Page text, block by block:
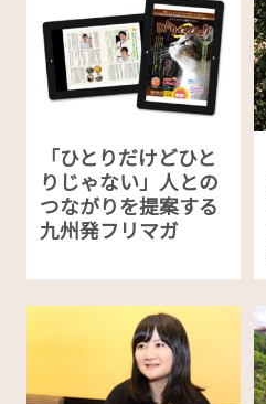
「ひとりだけどひと
りじゃない」人との
つながりを提案する
九州発フリマガ